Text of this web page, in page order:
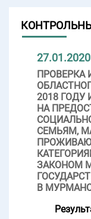
27.01.2020
ПРОВЕРКА
2018 ГОДУ
НА
СЕМЬЯМ,
ЗАКОНОМ
В